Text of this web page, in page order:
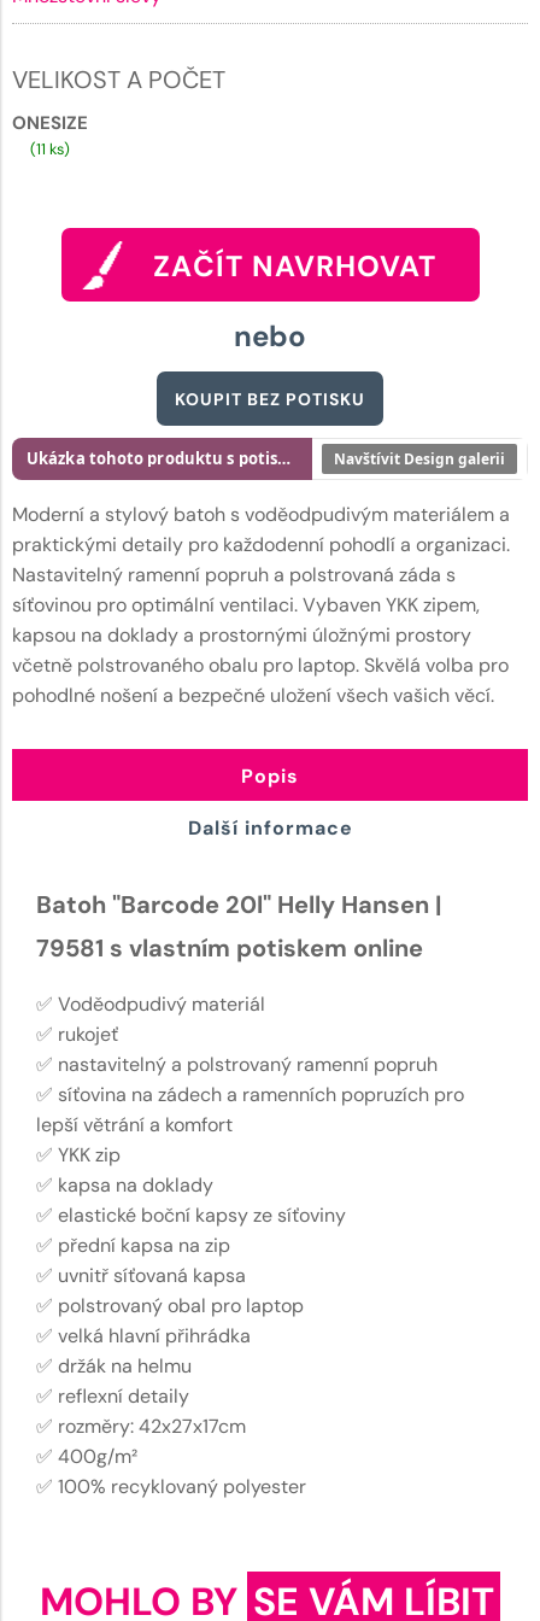
VELIKOST A POČET
ONESIZE
(11 ks)
ZAČÍT NAVRHOVAT
nebo
KOUPIT BEZ POTISKU
Moderní a stylový batoh s voděodpudivým materiálem a
praktickými detaily pro každodenní pohodlí a organizaci.
Nastavitelný ramenní popruh a polstrovaná záda s
síťovinou pro optimální ventilaci. Vybaven YKK zipem,
kapsou na doklady a prostornými úložnými prostory
včetně polstrovaného obalu pro laptop. Skvělá volba pro
pohodlné nošení a bezpečné uložení všech vašich věcí.
Ukázka tohoto produktu s potiskem Navštívit Design galerii
Popis
Další informace
Batoh "Barcode 20l" Helly Hansen |
79581 s vlastním potiskem online
✅ Voděodpudivý materiál
✅ rukojeť
✅ nastavitelný a polstrovaný ramenní popruh
✅ síťovina na zádech a ramenních popruzích pro
lepší větrání a komfort
✅ YKK zip
✅ kapsa na doklady
✅ elastické boční kapsy ze síťoviny
✅ přední kapsa na zip
✅ uvnitř síťovaná kapsa
✅ polstrovaný obal pro laptop
✅ velká hlavní přihrádka
✅ držák na helmu
✅ reflexní detaily
✅ rozměry: 42x27x17cm
✅ 400g/m²
✅ 100% recyklovaný polyester
MOHLO BY SE VÁM LÍBIT